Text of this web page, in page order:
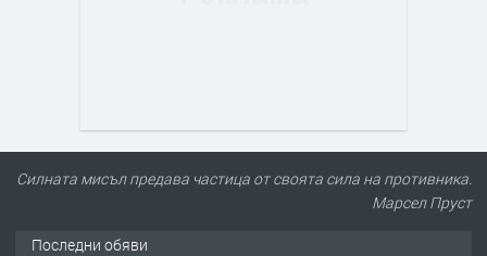
Силната мисъл предава частица от своята сила на противника.
Марсел Пруст
Последни обяви